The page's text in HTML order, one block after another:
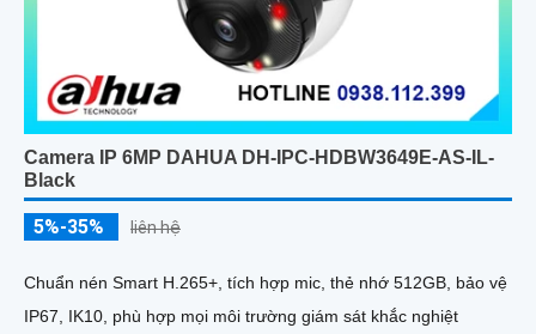
Camera IP 6MP DAHUA DH-IPC-HDBW3649E-AS-IL-
Black
5%-35% liên hệ
Chuẩn nén Smart H.265+, tích hợp mic, thẻ nhớ 512GB, bảo vệ
IP67, IK10, phù hợp mọi môi trường giám sát khắc nghiệt